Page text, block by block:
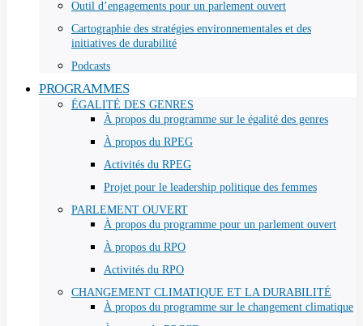
Outil d’engagements pour un parlement ouvert
Cartographie des stratégies environnementales et des
initiatives de durabilité
Podcasts
PROGRAMMES
ÉGALITÉ DES GENRES
À propos du programme sur le égalité des genres
À propos du RPEG
Activités du RPEG
Projet pour le leadership politique des femmes
PARLEMENT OUVERT
À propos du programme pour un parlement ouvert
À propos du RPO
Activités du RPO
CHANGEMENT CLIMATIQUE ET LA DURABILITÉ
À propos du programme sur le changement climatique